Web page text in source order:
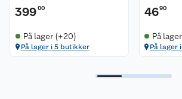
39900
På lager (+20)
På lager i 5 butikker
4690
På lager
På lager